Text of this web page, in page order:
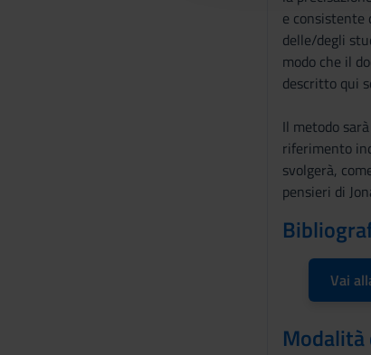
e consistente
delle/degli
modo che il
descritto qui
Il metodo
riferimento
svolgerà,
pensieri di
Vai
Modalità